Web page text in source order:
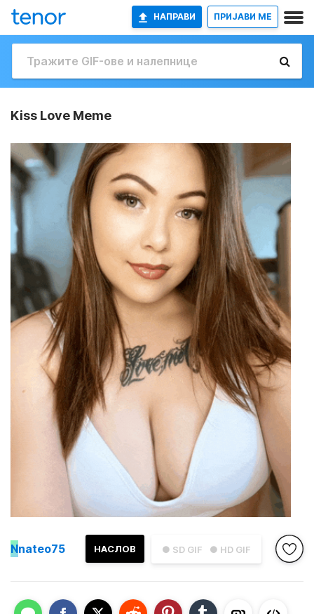
НАПРАВИ ПРИЈАВИ МЕ
Kiss Love Meme
● SD GIF ● HD GIF
НАСЛОВ
Nnateo75